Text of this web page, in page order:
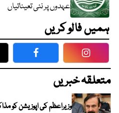
عہدوں پر نئی تعیناتیاں
ہمیں فالو کریں
Facebook
متعلقہ خبریں
وزیراعظم کی اپوزیشن کو